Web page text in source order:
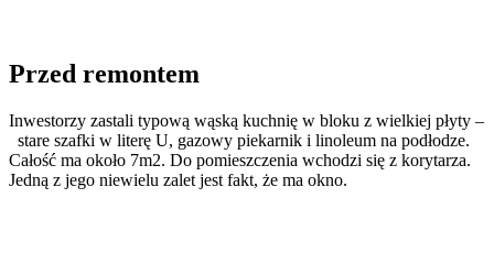
Przed remontem
Inwestorzy zastali typową wąską kuchnię w bloku z wielkiej płyty –
stare szafki w literę U, gazowy piekarnik i linoleum na podłodze.
Całość ma około 7m2. Do pomieszczenia wchodzi się z korytarza.
Jedną z jego niewielu zalet jest fakt, że ma okno.